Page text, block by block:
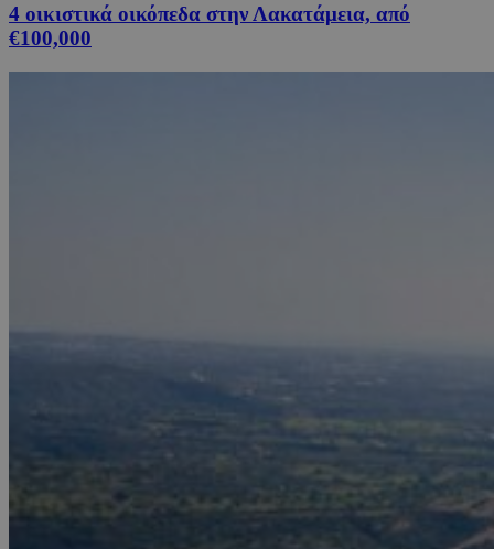
4 οικιστικά οικόπεδα στην Λακατάμεια, από
€100,000